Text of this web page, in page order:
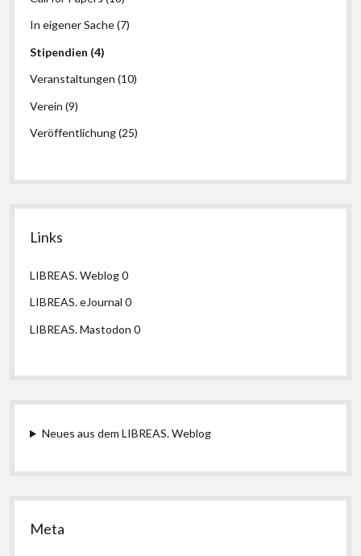
In eigener Sache(7)
Stipendien (4)
Veranstaltungen (10)
Verein (9)
Veröffentlichung(25)
Links
LIBREAS. Weblog0
LIBREAS. eJournal 0
LIBREAS. Mastodon 0
Neues aus dem LIBREAS. Weblog
Meta